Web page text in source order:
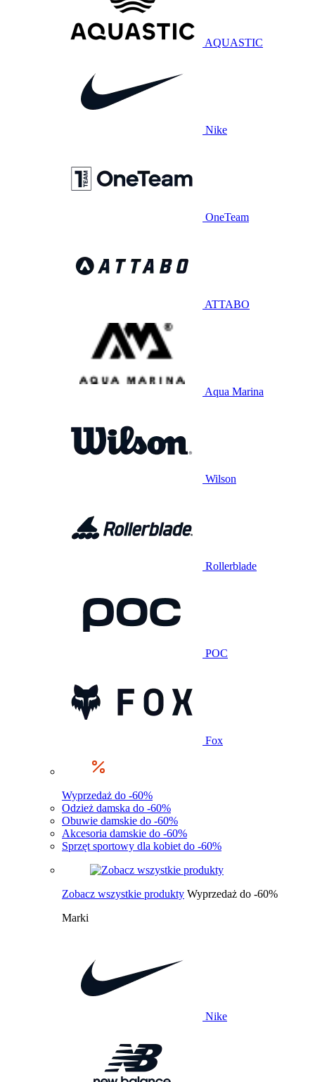
AQUASTIC
Nike
OneTeam
ATTABO
Aqua Marina
Wilson
Rollerblade
POC
Fox
Wyprzedaż do -60%
Odzież damska do -60%
Obuwie damskie do -60%
Akcesoria damskie do -60%
Sprzęt sportowy dla kobiet do -60%
Zobacz wszystkie produkty Wyprzedaż do -60%
Marki
Nike